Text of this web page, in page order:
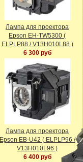
Лампа для проектора
Epson EH-TW5300 (
ELPLP88 / V13H010L88 )
6 300 руб
Лампа для проектора
Epson EB-U42 ( ELPLP96 /
V13H010L96 )
6 400 руб